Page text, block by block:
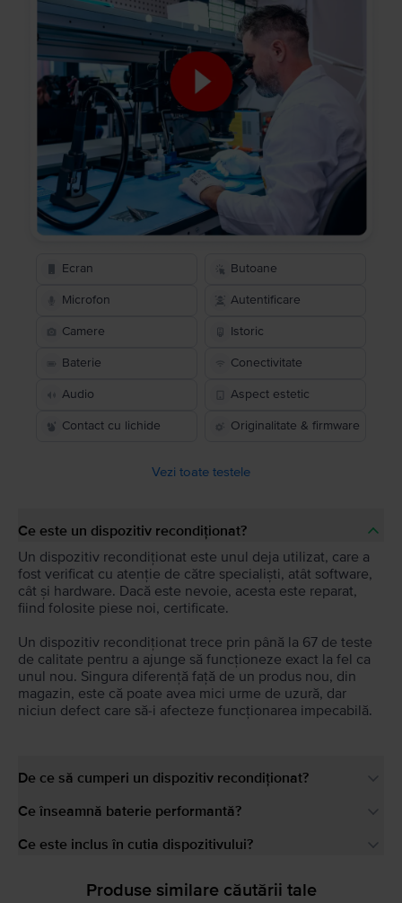
Ecran Butoane
Microfon Autentificare
Camere Istoric
Baterie Conectivitate
Audio Aspect estetic
Contact cu lichide Originalitate & firmware
Vezi toate testele
Ce este un dispozitiv recondiționat?
Un dispozitiv recondiționat este unul deja utilizat, care a
fost verificat cu atenție de către specialiști, atât software,
cât și hardware. Dacă este nevoie, acesta este reparat,
fiind folosite piese noi, certificate.
Un dispozitiv recondiționat trece prin până la 67 de teste
de calitate pentru a ajunge să funcționeze exact la fel ca
unul nou. Singura diferență față de un produs nou, din
magazin, este că poate avea mici urme de uzură, dar
niciun defect care să-i afecteze funcționarea impecabilă.
De ce să cumperi un dispozitiv recondiționat?
Ce înseamnă baterie performantă?
Ce este inclus în cutia dispozitivului?
Produse similare căutării tale